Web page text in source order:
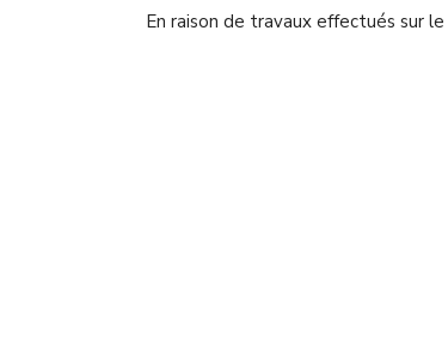
En raison de travaux effectués sur